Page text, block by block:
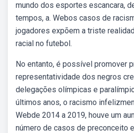
mundo dos esportes escancara,
tempos, a. Webos casos de
jogadores expõem a triste
racial no futebol.
No entanto, é possível promover
representatividade dos negros
delegações olímpicas e
últimos anos, o racismo
Webde 2014 a 2019, houve um
número de casos de preconceito